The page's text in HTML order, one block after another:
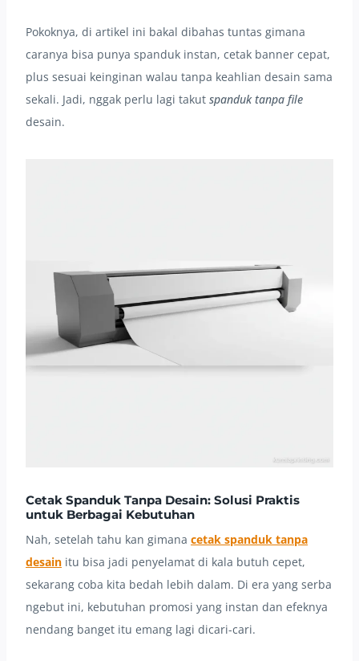
Pokoknya, di artikel ini bakal dibahas tuntas gimana
caranya bisa punya spanduk instan, cetak banner cepat,
plus sesuai keinginan walau tanpa keahlian desain sama
sekali. Jadi, nggak perlu lagi takut spanduk tanpa file
desain.
Cetak Spanduk Tanpa Desain: Solusi Praktis
untuk Berbagai Kebutuhan
Nah, setelah tahu kan gimana cetak spanduk tanpa
desain itu bisa jadi penyelamat di kala butuh cepet,
sekarang coba kita bedah lebih dalam. Di era yang serba
ngebut ini, kebutuhan promosi yang instan dan efeknya
nendang banget itu emang lagi dicari-cari.